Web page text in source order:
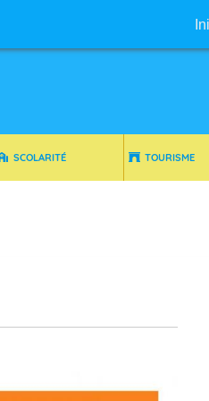
SCOLARITÉ TOURISME